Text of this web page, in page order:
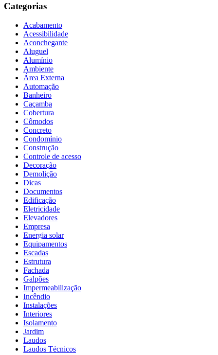
Categorias
Acabamento
Acessibilidade
Aconchegante
Aluguel
Alumínio
Ambiente
Área Externa
Automação
Banheiro
Caçamba
Cobertura
Cômodos
Concreto
Condomínio
Construção
Controle de acesso
Decoração
Demolição
Dicas
Documentos
Edificação
Eletricidade
Elevadores
Empresa
Energia solar
Equipamentos
Escadas
Estrutura
Fachada
Galpões
Impermeabilização
Incêndio
Instalações
Interiores
Isolamento
Jardim
Laudos
Laudos Técnicos